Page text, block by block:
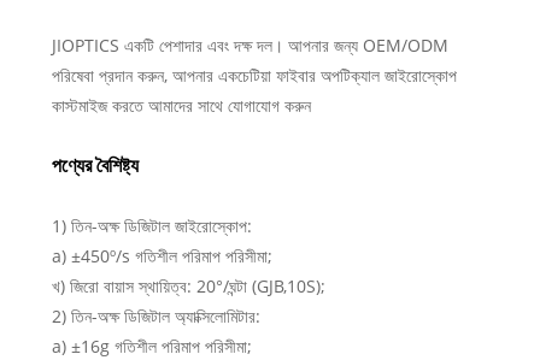
JIOPTICS একটি পেশাদার এবং দক্ষ দল। আপনার জন্য OEM/ODM
পরিষেবা প্রদান করুন, আপনার একচেটিয়া ফাইবার অপটিক্যাল জাইরোস্কোপ
কাস্টমাইজ করতে আমাদের সাথে যোগাযোগ করুন
পণ্যের বৈশিষ্ট্য
1) তিন-অক্ষ ডিজিটাল জাইরোস্কোপ:
a) ±450º/s গতিশীল পরিমাপ পরিসীমা;
খ) জিরো বায়াস স্থায়িত্ব: 20°/ঘন্টা (GJB,10S);
2) তিন-অক্ষ ডিজিটাল অ্যাক্সিলোমিটার:
a) ±16g গতিশীল পরিমাপ পরিসীমা;